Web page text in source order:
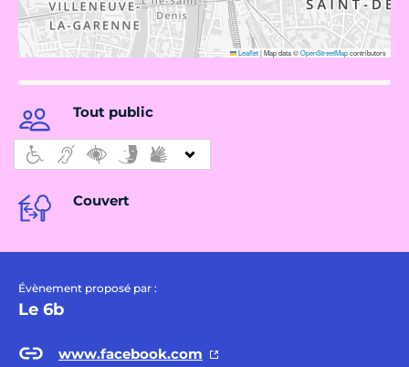
Leaflet|Map data ©OpenStreetMapcontributors
Tout public
Couvert
Évènement proposé par :
Le 6b
www.facebook.com